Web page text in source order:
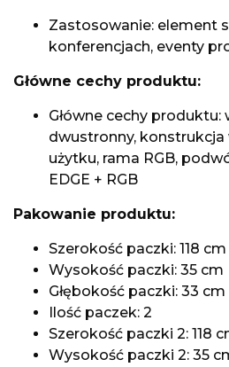
Zastosowanie: element
konferencjach, eventy
Główne cechy produktu:
Główne cechy
dwustronny,
użytku, rama RGB,
EDGE + RGB
Pakowanie produktu:
Szerokość paczki: 118 cm
Wysokość paczki: 35 cm
Głębokość paczki: 33 cm
Ilość paczek: 2
Szerokość paczki 2: 118
Wysokość paczki 2: 35